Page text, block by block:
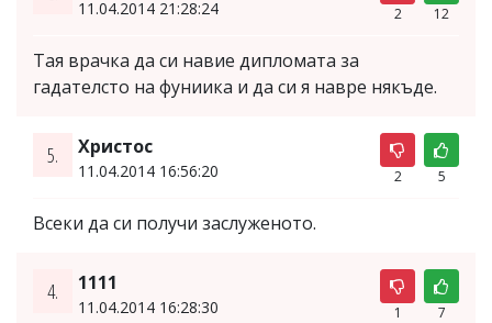
11.04.2014 21:28:24 2 12
Тая врачка да си навие дипломата за
гадателсто на фуниика и да си я навре някъде.
5. Христос
11.04.2014 16:56:20 2 5
Всеки да си получи заслуженото.
4. 1111
11.04.2014 16:28:30 1 7